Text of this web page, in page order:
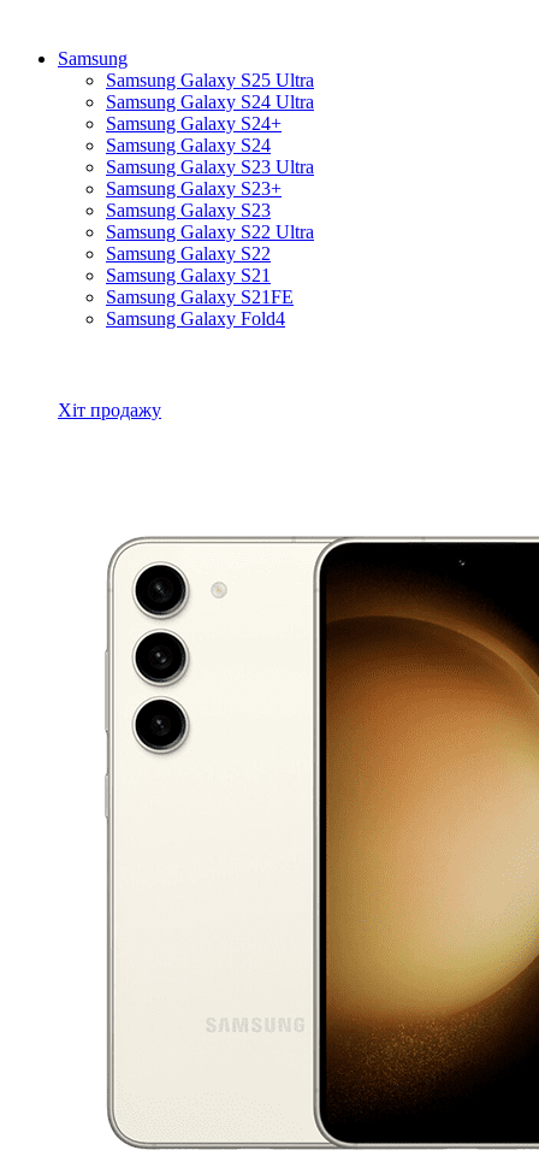
Samsung
Samsung Galaxy S25 Ultra
Samsung Galaxy S24 Ultra
Samsung Galaxy S24+
Samsung Galaxy S24
Samsung Galaxy S23 Ultra
Samsung Galaxy S23+
Samsung Galaxy S23
Samsung Galaxy S22 Ultra
Samsung Galaxy S22
Samsung Galaxy S21
Samsung Galaxy S21FE
Samsung Galaxy Fold4
Хіт продажу